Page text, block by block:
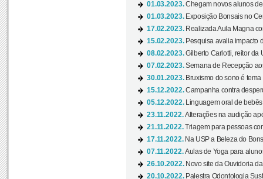
01.03.2023.Chegam novos alunos
01.03.2023. Exposição Bonsais no
17.02.2023. Realizada Aula Magna
15.02.2023. Pesquisa avalia impacto
08.02.2023.Gilberto Carlotti, reitor da
07.02.2023.Semana de Recepção
30.01.2023. Bruxismo do sono é
15.12.2022.Campanha contra
05.12.2022.
Linguagem oral de
23.11.2022.Alterações na audição
21.11.2022.Triagem para pessoas
17.11.2022. Na USP a Beleza do
07.11.2022.Aulas de Yoga para
26.10.2022. Novo site da Ouvidoria
20.10.2022. Palestra Odontologia